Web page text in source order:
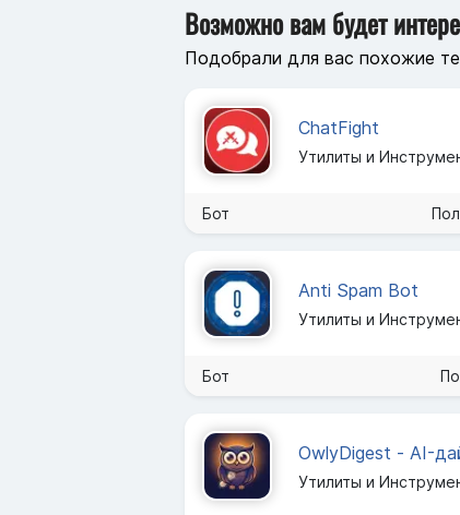
Возможно вам будет
Подобрали для вас похожие
ChatFight
Утилиты и
Бот
Anti Spam Bot
Утилиты и
Бот
Утилиты и